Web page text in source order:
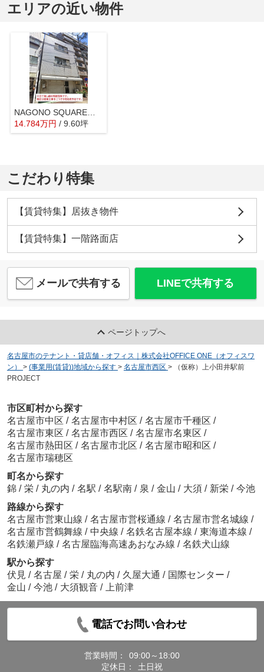
エリアの近い物件
NAGONO SQUARE（ナゴノ スクエア）【 飲食系おすすめ 】
14.784万円 / 9.60坪
こだわり特集
【賃貸特集】居抜き物件
【賃貸特集】一階路面店
メールで共有する LINEで共有する
ページトップへ
名古屋市のテナント・貸店舗・オフィス｜株式会社OFFICE ONE（オフィスワ
ン）
> (事業用(賃貸))地域から探す > 名古屋市西区 >
（仮称）上小田井駅前
PROJECT
市区町村から探す
名古屋市中区 / 名古屋市中村区 / 名古屋市千種区 /
名古屋市東区 / 名古屋市西区 / 名古屋市名東区 /
名古屋市熱田区 / 名古屋市北区 / 名古屋市昭和区 /
名古屋市瑞穂区
町名から探す
錦 / 栄 / 丸の内 / 名駅 / 名駅南 / 泉 / 金山 / 大須 / 新栄 / 今池
路線から探す
名古屋市営東山線 / 名古屋市営桜通線 / 名古屋市営名城線 /
名古屋市営鶴舞線 / 中央線 / 名鉄名古屋本線 / 東海道本線 /
名鉄瀬戸線 / 名古屋臨海高速あおなみ線 / 名鉄犬山線
駅から探す
伏見 / 名古屋 / 栄 / 丸の内 / 久屋大通 / 国際センター /
金山 / 今池 / 大須観音 / 上前津
電話でお問い合わせ
営業時間：
09:00～18:00
定休日：
土日祝